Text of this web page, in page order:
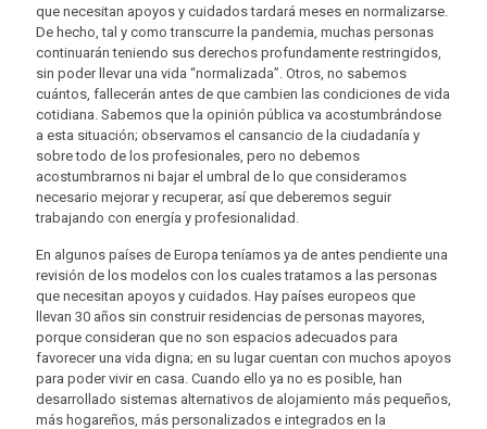
que necesitan apoyos y cuidados tardará meses en normalizarse.
De hecho, tal y como transcurre la pandemia, muchas personas
continuarán teniendo sus derechos profundamente restringidos,
sin poder llevar una vida “normalizada”. Otros, no sabemos
cuántos, fallecerán antes de que cambien las condiciones de vida
cotidiana. Sabemos que la opinión pública va acostumbrándose
a esta situación; observamos el cansancio de la ciudadanía y
sobre todo de los profesionales, pero no debemos
acostumbrarnos ni bajar el umbral de lo que consideramos
necesario mejorar y recuperar, así que deberemos seguir
trabajando con energía y profesionalidad.
En algunos países de Europa teníamos ya de antes pendiente una
revisión de los modelos con los cuales tratamos a las personas
que necesitan apoyos y cuidados. Hay países europeos que
llevan 30 años sin construir residencias de personas mayores,
porque consideran que no son espacios adecuados para
favorecer una vida digna; en su lugar cuentan con muchos apoyos
para poder vivir en casa. Cuando ello ya no es posible, han
desarrollado sistemas alternativos de alojamiento más pequeños,
más hogareños, más personalizados e integrados en la